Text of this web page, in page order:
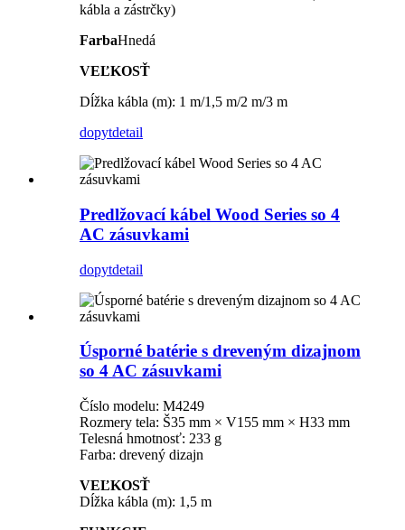
kábla a zástrčky)
FarbaHnedá
VEĽKOSŤ
Dĺžka kábla (m): 1 m/1,5 m/2 m/3 m
dopytdetail
Predlžovací kábel Wood Series so 4
AC zásuvkami
dopytdetail
Úsporné batérie s dreveným dizajnom
so 4 AC zásuvkami
Číslo modelu: M4249
Rozmery tela: Š35 mm × V155 mm × H33 mm
Telesná hmotnosť: 233 g
Farba: drevený dizajn
VEĽKOSŤ
Dĺžka kábla (m): 1,5 m